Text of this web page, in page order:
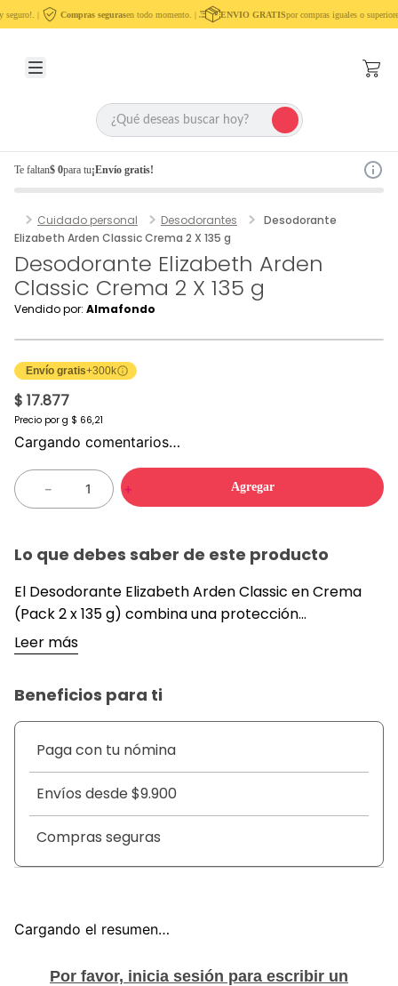
| Compras segurasen todo momento. | ENVIO GRATISpor compras iguales o
Te faltan$ 0para tu¡Envío gratis!
Cuidado personal Desodorantes
Desodorante
Elizabeth Arden Classic Crema 2 X 135 g
Desodorante Elizabeth Arden
Classic Crema 2 X 135 g
Vendido por: Almafondo
Envío gratis+300k
$ 17.877
Precio por g $ 66,21
Cargando comentarios…
＋
－ Agregar
Lo que debes saber de este producto
El Desodorante Elizabeth Arden Classic en Crema
(Pack 2 x 135 g) combina una protección
antitranspirante de alto rendimiento con la
elegancia de su fragancia floral icónica. Su textura
sobre la piel, ofreciendo una barrera eficaz contra la
humedad y el mal olor sin causar irritaciones. Este
formato ahorro de dos unidades de 135 g es ideal
para un cuidado diario prolongado, dejando las axilas
tersas, secas y sutilmente perfumadas con el sello
distintivo de la marca.
Leer más
Beneficios para ti
Paga con tu nómina
Envíos desde $9.900
Compras seguras
Cargando el resumen…
Por favor, inicia sesión para escribir un